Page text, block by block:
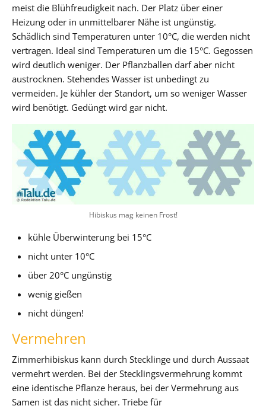
meist die Blühfreudigkeit nach. Der Platz über einer
Heizung oder in unmittelbarer Nähe ist ungünstig.
Schädlich sind Temperaturen unter 10°C, die werden nicht
vertragen. Ideal sind Temperaturen um die 15°C. Gegossen
wird deutlich weniger. Der Pflanzballen darf aber nicht
austrocknen. Stehendes Wasser ist unbedingt zu
vermeiden. Je kühler der Standort, um so weniger Wasser
wird benötigt. Gedüngt wird gar nicht.
Hibiskus mag keinen Frost!
kühle Überwinterung bei 15°C
nicht unter 10°C
über 20°C ungünstig
wenig gießen
nicht düngen!
Vermehren
Zimmerhibiskus kann durch Stecklinge und durch Aussaat
vermehrt werden. Bei der Stecklingsvermehrung kommt
eine identische Pflanze heraus, bei der Vermehrung aus
Samen ist das nicht sicher. Triebe für